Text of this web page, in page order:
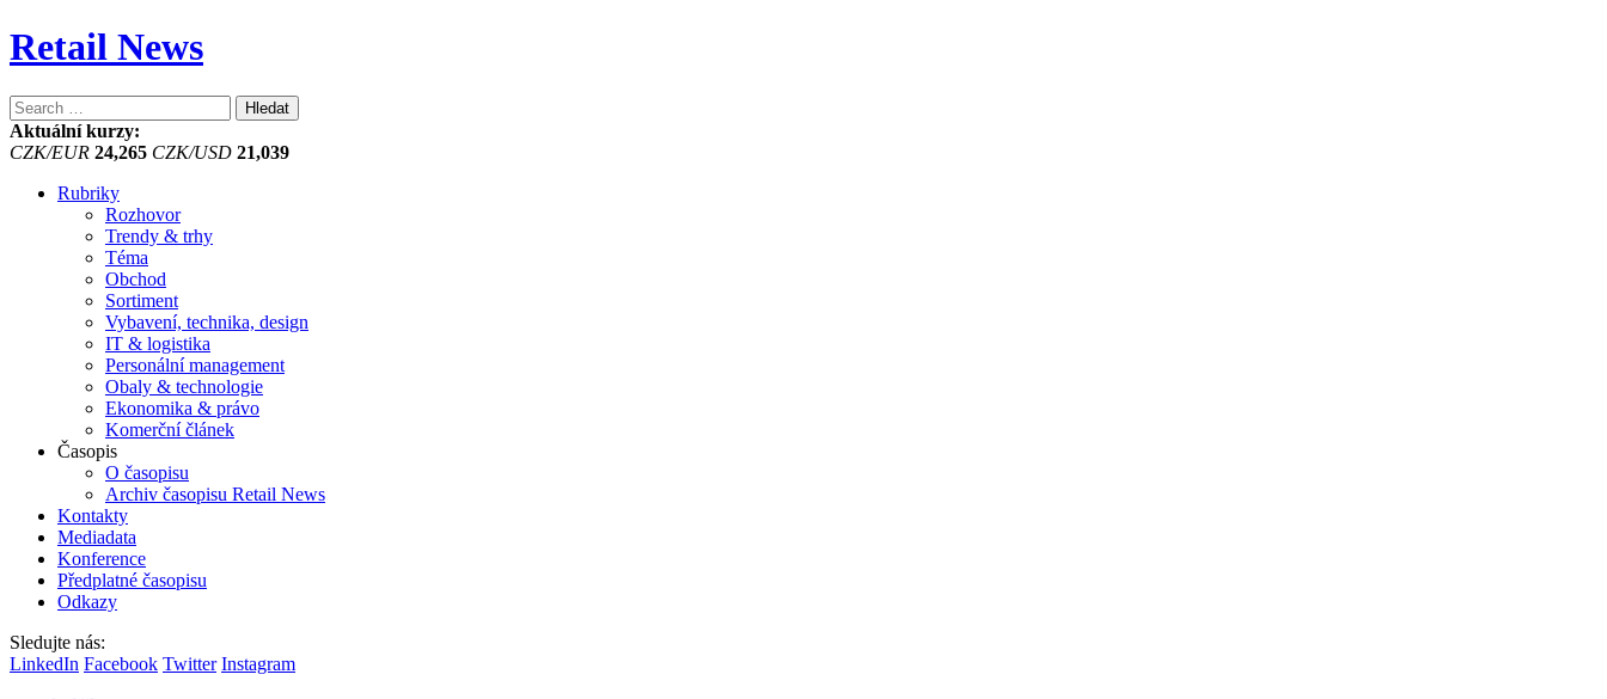
Retail News
Vyhledávání
Aktuální kurzy:
CZK/EUR 24,265 CZK/USD 21,039
Rubriky
Rozhovor
Trendy & trhy
Téma
Obchod
Sortiment
Vybavení, technika, design
IT & logistika
Personální management
Obaly & technologie
Ekonomika & právo
Komerční článek
Časopis
O časopisu
Archiv časopisu Retail News
Kontakty
Mediadata
Konference
Předplatné časopisu
Odkazy
Sledujte nás:
LinkedIn Facebook Twitter Instagram